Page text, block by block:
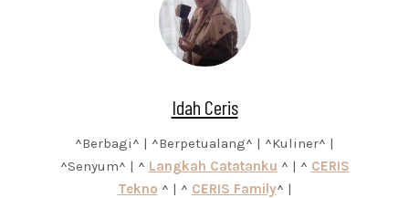
Idah Ceris
^Berbagi^ | ^Berpetualang^ | ^Kuliner^ |
^Senyum^ | ^ Langkah Catatanku ^ | ^ CERIS
Tekno ^ | ^ CERIS Family^ |